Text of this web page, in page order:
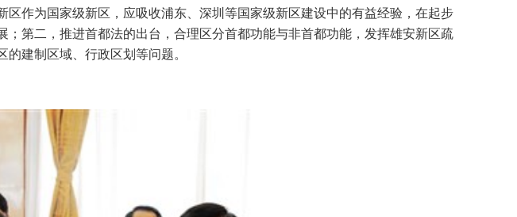
作为国家级新区，应吸收浦东、深圳等国家级新区建设中的有益经验，在起步
第二，推进首都法的出台，合理区分首都功能与非首都功能，发挥雄安新区疏
建制区域、行政区划等问题。